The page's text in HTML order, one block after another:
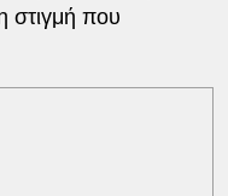
στιγμή που